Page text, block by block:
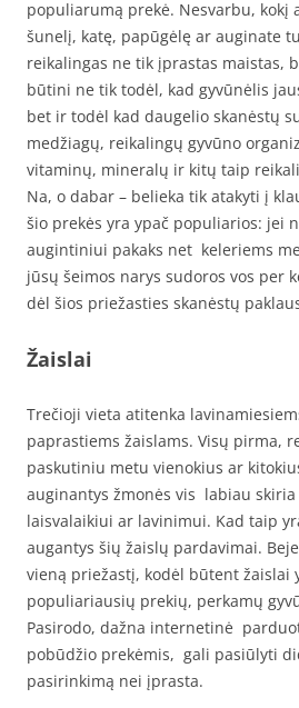
populiarumą prekė. Nesvarbu, kokį
šunelį, katę, papūgėlę ar auginate
reikalingas ne tik įprastas maistas,
būtini ne tik todėl, kad gyvūnėlis
bet ir todėl kad daugelio skanėstų
medžiagų, reikalingų gyvūno
vitaminų, mineralų ir kitų taip
Na, o dabar – belieka tik atakyti į
šio prekės yra ypač populiarios: jei
augintiniui pakaks net keleriems
jūsų šeimos narys sudoros vos per
dėl šios priežasties skanėstų
Žaislai
Trečioji vieta atitenka
paprastiems žaislams. Visų pirma,
paskutiniu metu vienokius ar
auginantys žmonės vis labiau
laisvalaikiui ar lavinimui. Kad taip
augantys šių žaislų pardavimai.
vieną priežastį, kodėl būtent žaislai
populiariausių prekių, perkamų
Pasirodo, dažna internetinė
pobūdžio prekėmis, gali pasiūlyti
pasirinkimą nei įprasta.